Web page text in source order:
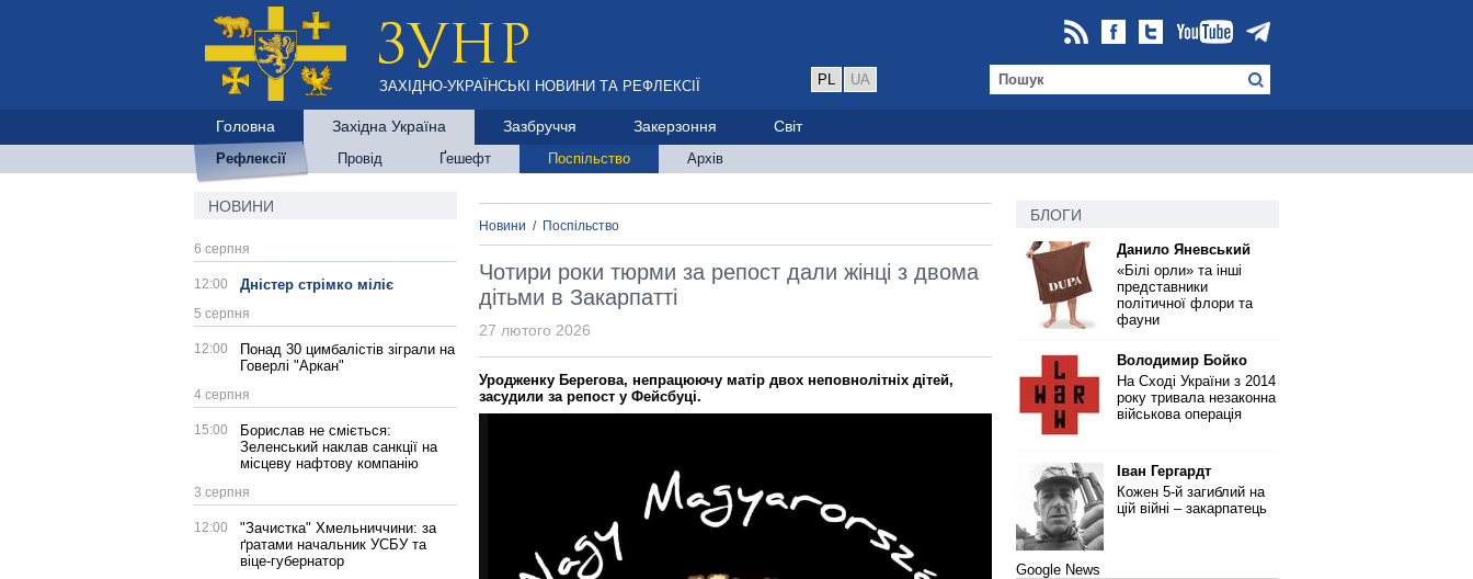
ЗАХІДНО-УКРАЇНСЬКІ НОВИНИ ТА РЕФЛЕКСІЇ PL UA
Головна Західна Україна Зазбруччя Закерзоння Світ
Рефлексії Провід Ґешефт Поспільство Архів
НОВИНИ
6 серпня
12:00 Дністер стрімко міліє
5 серпня
12:00
Понад 30 цимбалістів зіграли на
Говерлі "Аркан"
4 серпня
15:00
Борислав не сміється:
Зеленський наклав санкції на
місцеву нафтову компанію
3 серпня
12:00
"Зачистка" Хмельниччини: за
ґратами начальник УСБУ та
віце-губернатор
Новини / Поспільство
Чотири роки тюрми за репост дали жінці з двома
дітьми в Закарпатті
27 лютого 2026
Уродженку Берегова, непрацюючу матір двох неповнолітніх дітей,
засудили за репост у Фейсбуці.
БЛОГИ
Данило Яневський
«Білі орли» та інші
представники
політичної флори та
фауни
Володимир Бойко
На Сході України з 2014
року тривала незаконна
військова операція
Іван Гергардт
Кожен 5-й загиблий на
цій війні – закарпатець
Google News